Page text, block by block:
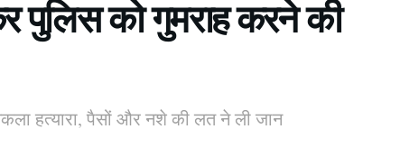
पुलिस को गुमराह करने की
हत्यारा, पैसों और नशे की लत ने ली जान